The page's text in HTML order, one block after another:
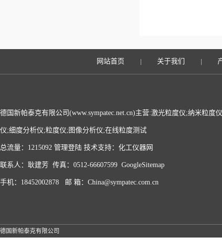
网站首页 关于我们
德国新帕泰克有限公司(www.sympatec.net.cn)主营:激光粒度仪;纳米粒度
仪;细度分析仪;粒度仪;图像分析仪;在线粒度测试
总流量：1215092 管理登陆 技术支持： 化工仪器网
联系人：耿建芳 传真：0512-66607599 GoogleSitemap
手机：18452002878 邮 箱：China@sympatec.com.cn
德国新帕泰克有限公司